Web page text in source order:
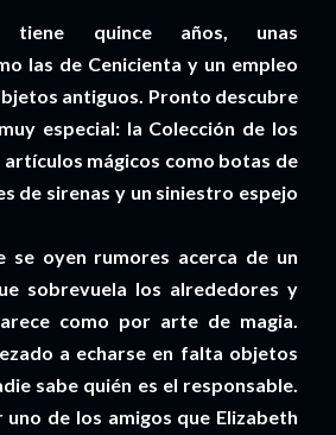
tiene quince años, unas
las de Cenicienta y un empleo
antiguos. Pronto descubre
especial: la Colección de los
artículos mágicos como botas de
de sirenas y un siniestro espejo
se oyen rumores acerca de un
sobrevuela los alrededores y
como por arte de magia.
a echarse en falta objetos
sabe quién es el responsable.
de los amigos que Elizabeth